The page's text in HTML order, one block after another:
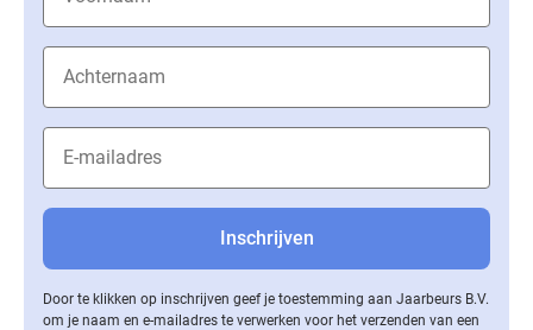
Door te klikken op inschrijven geef je toestemming aan Jaarbeurs B.V.
om je naam en e-mailadres te verwerken voor het verzenden van een